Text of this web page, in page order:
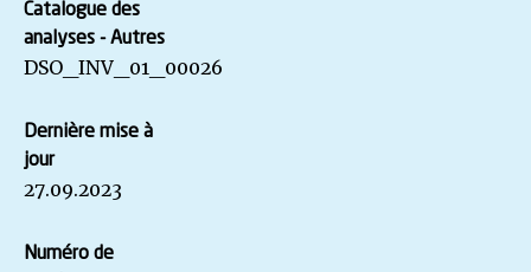
Catalogue des
analyses - Autres
DSO_INV_01_00026
Dernière mise à
jour
27.09.2023
Numéro de